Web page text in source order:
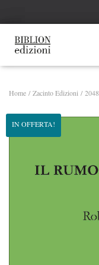
Home /Zacinto Edizioni / 2048
IN OFFERTA!